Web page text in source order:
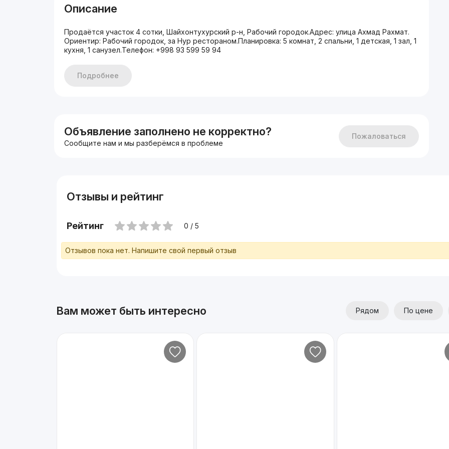
Описание
Продаётся участок 4 сотки, Шайхонтухурский р-н, Рабочий городок.Адрес: улица Ахмад Рахмат.
Ориентир: Рабочий городок, за Нур рестораном.Планировка: 5 комнат, 2 спальни, 1 детская, 1 зал, 1
кухня, 1 санузел.Телефон: +998 93 599 59 94
Подробнее
Объявление заполнено не корректно?
Сообщите нам и мы разберёмся в проблеме
Пожаловаться
Отзывы и рейтинг
Рейтинг 0 / 5
Отзывов пока нет. Напишите свой первый отзыв
Вам может быть интересно Рядом По цене